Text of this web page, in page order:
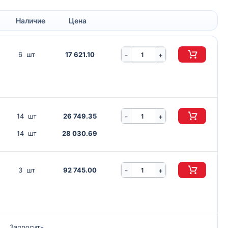
Наличие Цена
6 шт 17 621.10 - +
14 шт 26 749.35 - +
14 шт 28 030.69
3 шт 92 745.00 - +